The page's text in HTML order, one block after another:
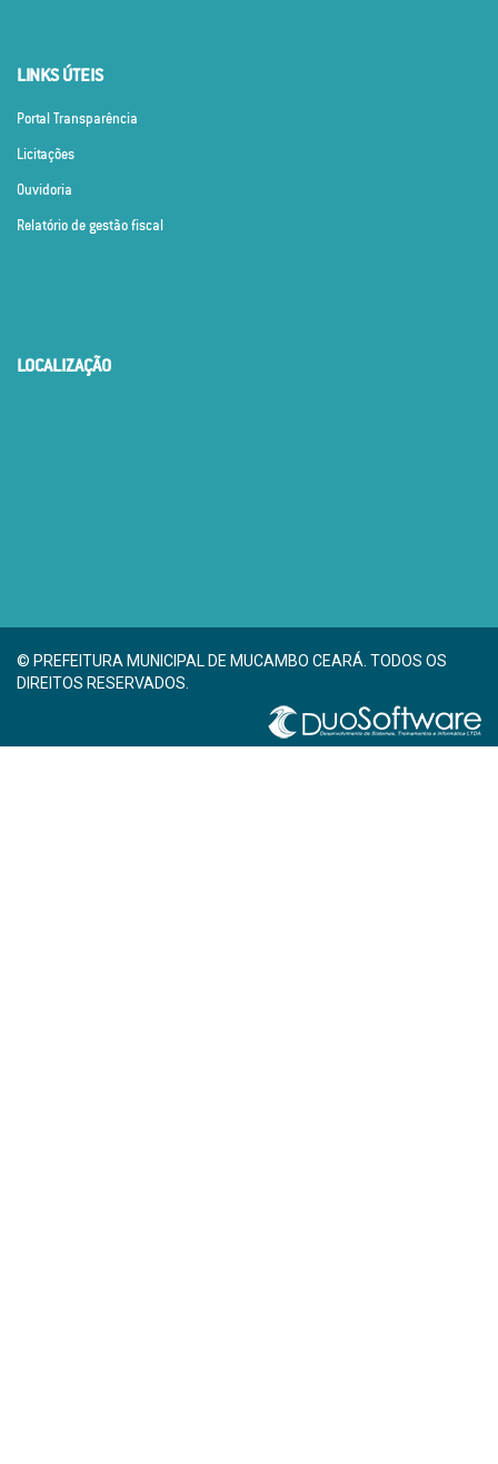
LINKS ÚTEIS
Portal Transparência
Licitações
Ouvidoria
Relatório de gestão fiscal
LOCALIZAÇÃO
© PREFEITURA MUNICIPAL DE MUCAMBO CEARÁ. TODOS OS
DIREITOS RESERVADOS.